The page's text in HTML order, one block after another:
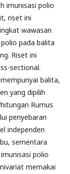
imunisasi polio
riset ini
wawasan
pada balita
Riset ini
sectional.
balita,
yang dipilih
Rumus
penyebaran
independen
sementara
polio
memakai